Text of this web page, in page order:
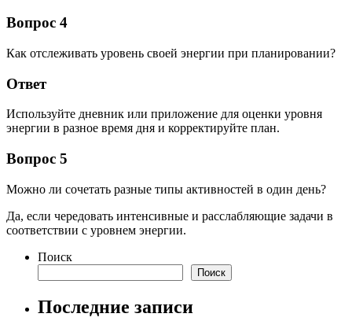
Вопрос 4
Как отслеживать уровень своей энергии при планировании?
Ответ
Используйте дневник или приложение для оценки уровня
энергии в разное время дня и корректируйте план.
Вопрос 5
Можно ли сочетать разные типы активностей в один день?
Да, если чередовать интенсивные и расслабляющие задачи в
соответствии с уровнем энергии.
Поиск
Поиск
Последние записи